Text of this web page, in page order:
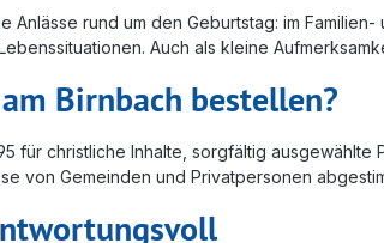
Anlässe rund um den Geburtstag: im
Auch als kleine
Birnbach bestellen?
für christliche Inhalte, sorgfältig
von Gemeinden und Privatpersonen